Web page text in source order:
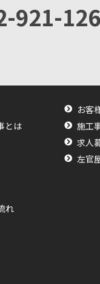
921-
とは
れ
お客
施工
求人
左官